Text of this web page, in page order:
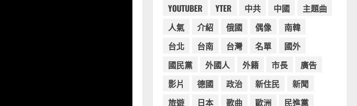
客大排長龍
3
獨家！芭比珍奶！珍珠奶茶飲
料BARBIE芭比娃娃肯尼電影聯
名網友官方影片！日出茶太
CHATIME澳洲限定活動
2023-08-03
YOUTUBER YTER 中共 中國
主題曲
人氣
介紹 俄國 偶像
南韓
台北
台南 台灣 名單
國外
國民黨
外國人 外籍 市長
廣告
影片
德國 政治 新住民
新聞
旅遊
日本 歌曲 歐洲
民進黨